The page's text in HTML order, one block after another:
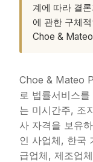
계에 따라 결
에 관한 구체
Choe &
Choe & Mateo
로 법률서비스
는 미시간주, 조
사 자격을 보유
인 사업체, 한국
급업체, 제조업